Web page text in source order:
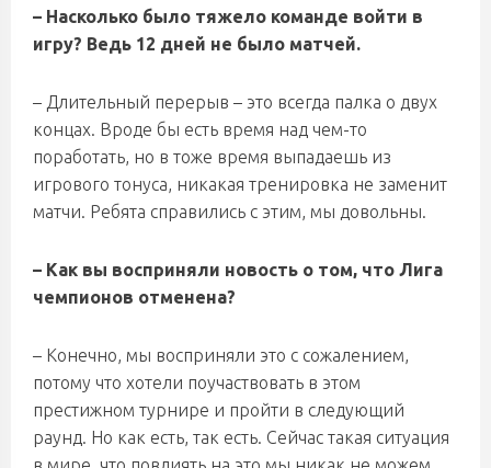
– Насколько было тяжело команде войти в
игру? Ведь 12 дней не было матчей.
– Длительный перерыв – это всегда палка о двух
концах. Вроде бы есть время над чем-то
поработать, но в тоже время выпадаешь из
игрового тонуса, никакая тренировка не заменит
матчи. Ребята справились с этим, мы довольны.
– Как вы восприняли новость о том, что Лига
чемпионов отменена?
– Конечно, мы восприняли это с сожалением,
потому что хотели поучаствовать в этом
престижном турнире и пройти в следующий
раунд. Но как есть, так есть. Сейчас такая ситуация